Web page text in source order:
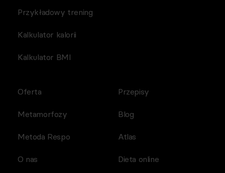
Przykładowy trening
Kalkulator kalorii
Kalkulator BMI
Oferta
Metamorfozy
Metoda Respo
O nas
Przepisy
Blog
Atlas
Dieta online